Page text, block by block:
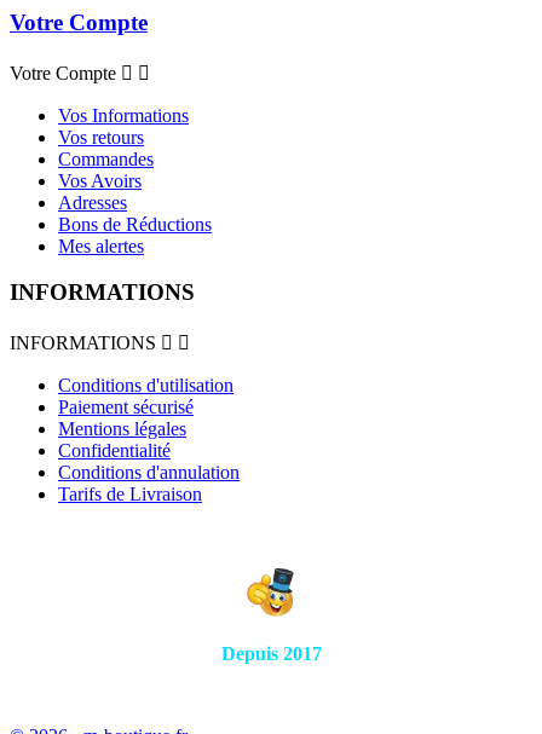
Votre Compte
Votre Compte  
Vos Informations
Vos retours
Commandes
Vos Avoirs
Adresses
Bons de Réductions
Mes alertes
INFORMATIONS
INFORMATIONS  
Conditions d'utilisation
Paiement sécurisé
Mentions légales
Confidentialité
Conditions d'annulation
Tarifs de Livraison
Depuis 2017